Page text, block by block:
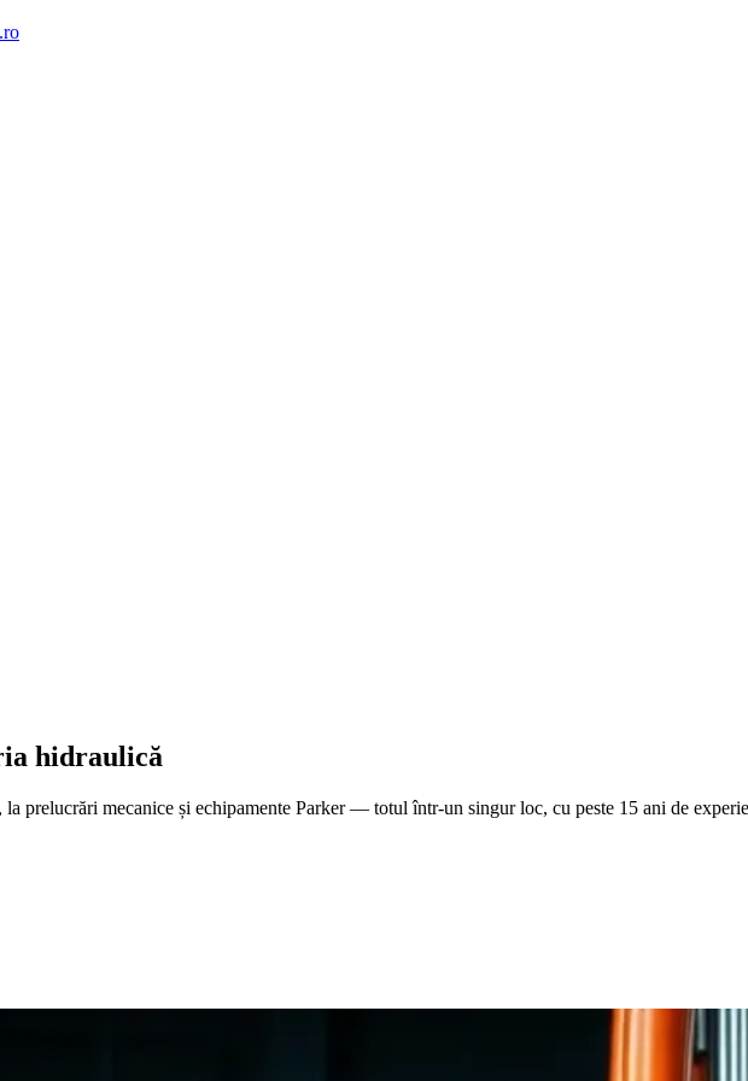
hidraulică
prelucrări mecanice și echipamente Parker — totul într-un singur loc, cu peste 15 ani de